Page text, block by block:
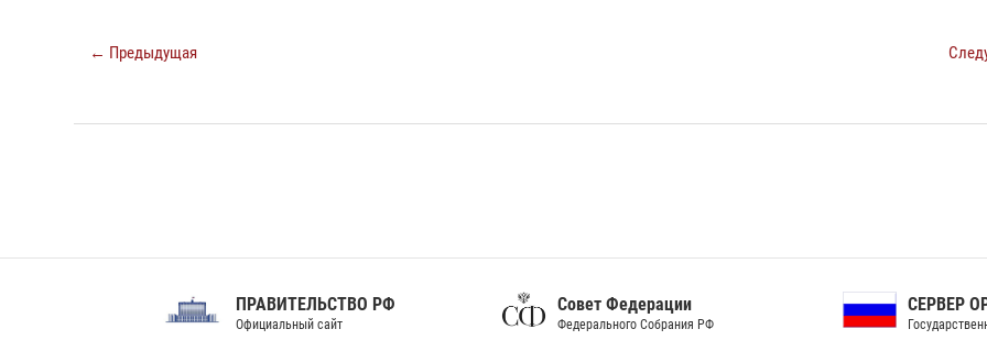
← Предыдущая
ПРАВИТЕЛЬСТВО РФ
Официальный сайт
Совет Федерации
Федерального Собрания РФ
СЕРВЕР ОРГАНОВ
Государственной власти РФ